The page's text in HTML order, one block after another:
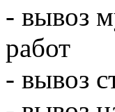
- вывоз
работ
- вывоз